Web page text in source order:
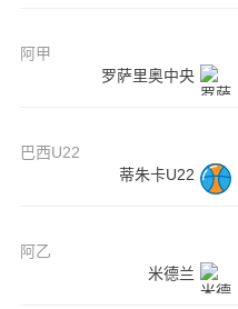
阿甲
罗萨里奥中央
巴西U22
蒂朱卡U22
阿乙
米德兰